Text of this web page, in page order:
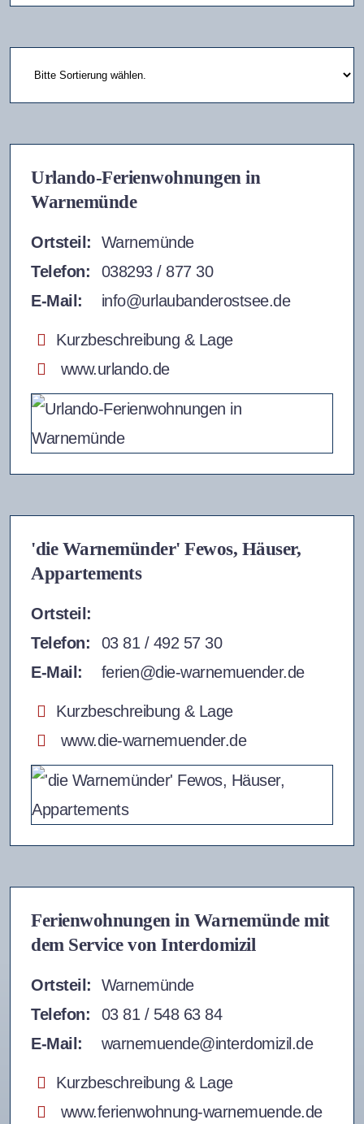
Urlando-Ferienwohnungen in
Warnemünde
Ortsteil:
Warnemünde
Telefon:
038293 / 877 30
E-Mail:
info@urlaubanderostsee.de
Kurzbeschreibung & Lage
www.urlando.de
'die Warnemünder' Fewos, Häuser,
Appartements
Ortsteil:
Telefon:
03 81 / 492 57 30
E-Mail:
ferien@die-warnemuender.de
Kurzbeschreibung & Lage
www.die-warnemuender.de
Ferienwohnungen in Warnemünde mit
dem Service von Interdomizil
Ortsteil:
Warnemünde
Telefon:
03 81 / 548 63 84
E-Mail:
warnemuende@interdomizil.de
Kurzbeschreibung & Lage
www.ferienwohnung-warnemuende.de